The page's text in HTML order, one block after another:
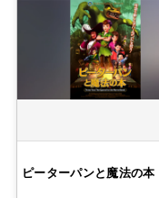
ピーターパンと魔法の本